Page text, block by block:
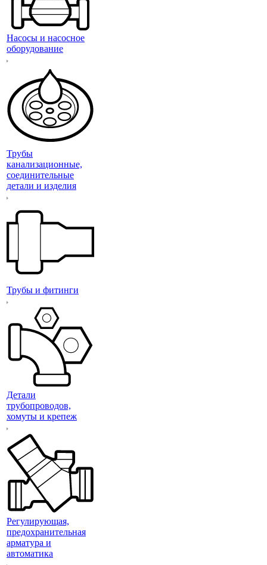
Насосы и насосное
оборудование
Трубы
канализационные,
соединительные
детали и изделия
Трубы и фитинги
Детали
трубопроводов,
хомуты и крепеж
Регулирующая,
предохранительная
арматура и
автоматика